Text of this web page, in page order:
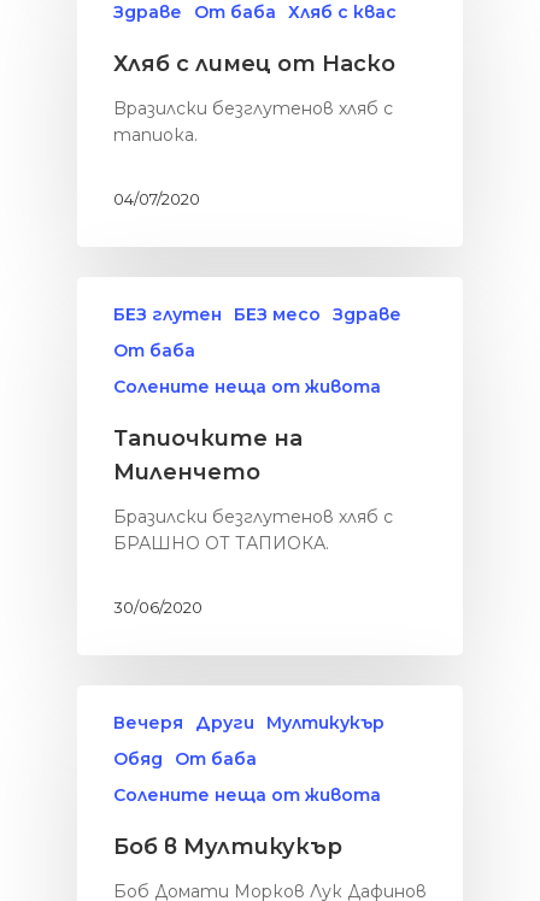
Здраве От баба Хляб с квас
Хляб с лимец от Наско
Bразилски безглутенов хляб с
тапиока.
04/07/2020
БЕЗ глутен БЕЗ месо
Здраве
От баба
Солените неща от живота
Тапиочките на
Миленчето
Бразилски безглутенов хляб с
БРАШНО ОТ ТАПИОКА.
30/06/2020
Вечеря Други
Мултикукър
Обяд
От баба
Солените неща от живота
Боб в Мултикукър
Боб Домати Морков Лук Дафинов